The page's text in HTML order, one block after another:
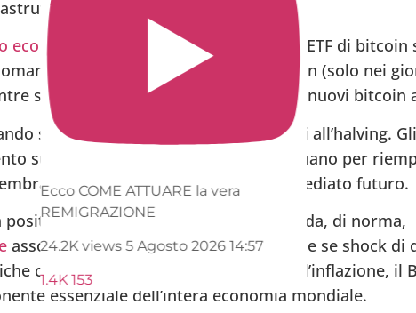
sottostante del Bitcoin”.
eco a
aggiungendo che “il lancio di più ETF di bitcoin
media giornaliera di 4500 bitcoin (solo nei
sono stati coniati in media solo 921 nuovi bitcoin
solo i tassi di estrazione precedenti all’halving.
sulle vendite di Bitcoin di seconda mano per
destinata ad aumentare nell’immediato futuro.
positiva? Gli shock positivi della domanda, di norma,
associati a salti di prezzo. Inoltre, anche se shock di
come il petrolio possono portare all’inflazione, il
essenziale dell’intera economia mondiale.
Ecco COME ATTUARE la vera
REMIGRAZIONE
24.2K views 5 Agosto 2026 14:57
1.4K 153